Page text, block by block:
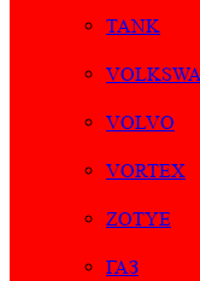
TANK
VOLVO
VORTEX
ZOTYE
ГАЗ